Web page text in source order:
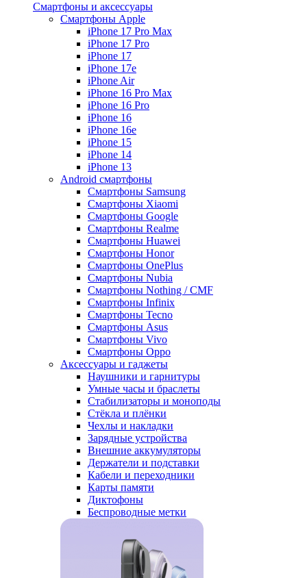
Смартфоны и аксессуары
Смартфоны Apple
iPhone 17 Pro Max
iPhone 17 Pro
iPhone 17
iPhone 17e
iPhone Air
iPhone 16 Pro Max
iPhone 16 Pro
iPhone 16
iPhone 16e
iPhone 15
iPhone 14
iPhone 13
Android cмартфоны
Смартфоны Samsung
Смартфоны Xiaomi
Смартфоны Google
Смартфоны Realme
Смартфоны Huawei
Смартфоны Honor
Смартфоны OnePlus
Смартфоны Nubia
Смартфоны Nothing / CMF
Смартфоны Infinix
Смартфоны Tecno
Смартфоны Asus
Смартфоны Vivo
Смартфоны Oppo
Аксессуары и гаджеты
Наушники и гарнитуры
Умные часы и браслеты
Стабилизаторы и моноподы
Стёкла и плёнки
Чехлы и накладки
Зарядные устройства
Внешние аккумуляторы
Держатели и подставки
Кабели и переходники
Карты памяти
Диктофоны
Беспроводные метки